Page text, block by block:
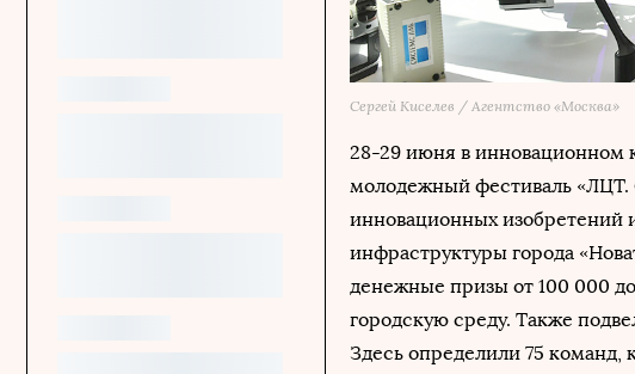
Сергей Киселев / Агентство «Москва»
28-29 июня в инновационном
молодежный фестиваль «ЛЦТ.
инновационных изобретений
инфраструктуры города
денежные призы от 100 000
городскую среду. Также
Здесь определили 75 команд,